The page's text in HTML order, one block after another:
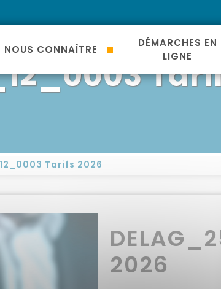
NOUS CONNAÎTRE
DÉMARCHES EN
LIGNE
Tarifs 2026
2026